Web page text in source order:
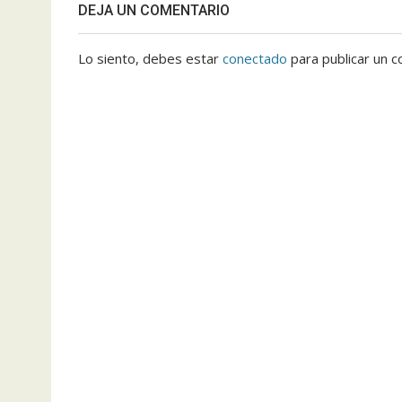
DEJA UN COMENTARIO
Lo siento, debes estar conectado para publicar un